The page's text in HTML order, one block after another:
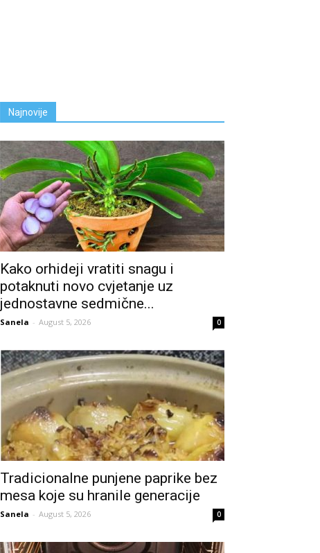
Najnovije
Kako orhideji vratiti snagu i
potaknuti novo cvjetanje uz
jednostavne sedmične...
Sanela - August 5, 2026 0
Tradicionalne punjene paprike bez
mesa koje su hranile generacije
Sanela - August 5, 2026 0